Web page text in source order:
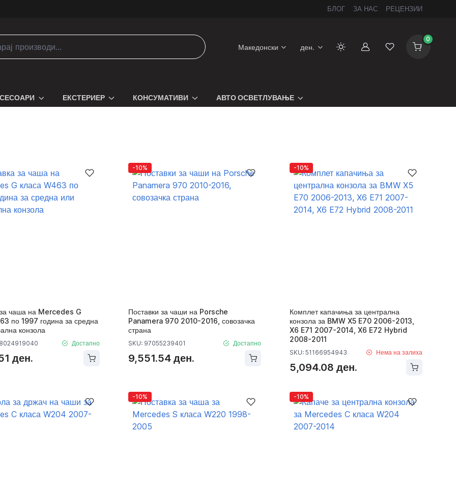
БЛОГ ЗА НАС РЕЦЕНЗИИ
Македонски ден. СметкаЛиста на желби
0
ЕКСТЕРИЕР КОНСУМАТИВИ АВТО ОСВЕТЛУВАЊЕ
за чаша на Mercedes G
по 1997 година за средна
конзола
Достапно
ден.
-10%
Поставки за чаши на Porsche
Panamera 970 2010-2016, совозачка
страна
SKU: 97055239401 Достапно
9,551.54 ден.
-10%
Комплет капачиња за централна
конзола за BMW X5 E70 2006-2013,
X6 E71 2007-2014, X6 E72 Hybrid
2008-2011
SKU: 51166954943 Нема на залиха
5,094.08 ден.
-10% -10%